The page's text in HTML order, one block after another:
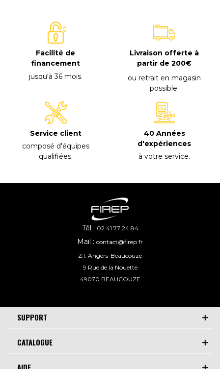
Facilité de
financement
jusqu'à 36 mois.
Livraison offerte à
partir de 200€
ou retrait en magasin
possible.
Service client
composé d'équipes
qualifiées.
40 Années
d'expériences
à votre service.
CATALOGUE
SUPPORT
Tél : 02 41 77 24 84
Mail : contact@firep.fr
Z.I. Angers-Beaucouzé
9 Rue de la Nouette
49070 BEAUCOUZE